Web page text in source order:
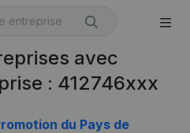
avec
: 412746xxx
du Pays de